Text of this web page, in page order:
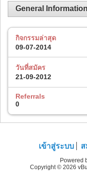
General Information
กิจกรรมล่าสุด
09-07-2014
วันที่สมัคร
21-09-2012
Referrals
0
เข้าสู่ระบบ
Powered
Copyright © 2026